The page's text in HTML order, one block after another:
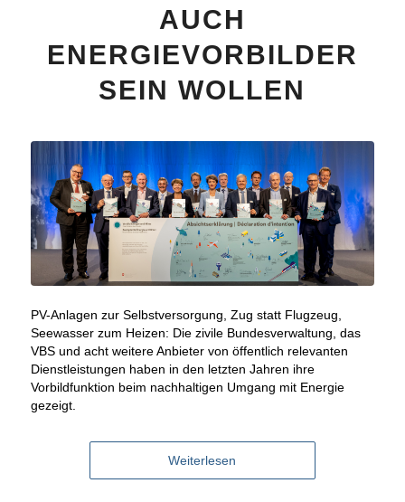
AUCH
ENERGIEVORBILDER
SEIN WOLLEN
PV-Anlagen zur Selbstversorgung, Zug statt Flugzeug,
Seewasser zum Heizen: Die zivile Bundesverwaltung, das
VBS und acht weitere Anbieter von öffentlich relevanten
Dienstleistungen haben in den letzten Jahren ihre
Vorbildfunktion beim nachhaltigen Umgang mit Energie
gezeigt.
Weiterlesen